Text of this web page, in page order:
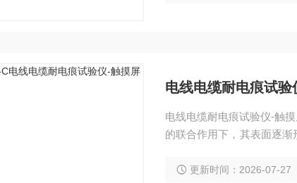
电线电缆耐电痕试验
电线电缆耐电痕试验仪-触
的联合作用下，其表面逐
和电解液的联合作用下，
更新时间：2026-07-27